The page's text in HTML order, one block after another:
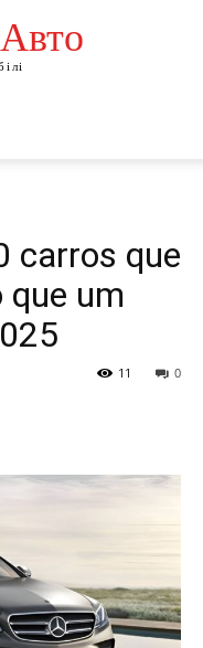
carros que
um
0
11